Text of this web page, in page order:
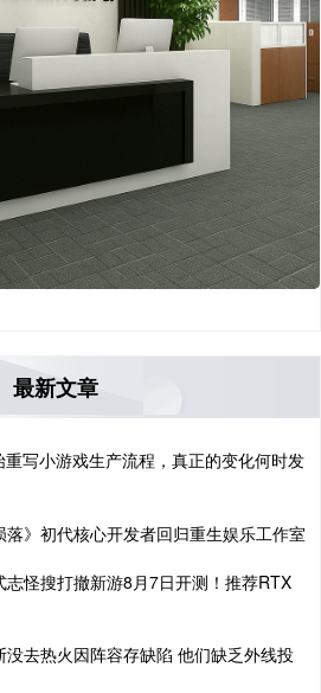
最新文章
写小游戏生产流程，真正的变化何时发
》初代核心开发者回归重生娱乐工作室
怪搜打撤新游8月7日开测！推荐RTX
去热火因阵容存缺陷 他们缺乏外线投